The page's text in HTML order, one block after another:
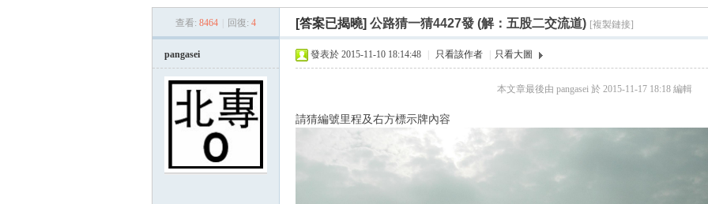
索
› ›
查看: 8464 回復: 4 [答案已揭曉] 公路猜一猜4427發 (解：五股二交流道) [複製鏈接]
pangasei 發表於 2015-11-10 18:14:48 只看該作者 只看大圖
本文章最後由 pangasei 於 2015-11-17 18:18 編輯
請猜編號里程及右方標示牌內容